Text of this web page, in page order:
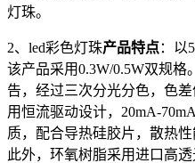
灯珠。
2、led彩色灯珠产品特点：以
该产品采用0.3W/0.5W双规
告，经过三次分光分色，色
用恒流驱动设计，20mA-
质，配合导热硅胶片，散热
此外，环氧树脂采用进口高